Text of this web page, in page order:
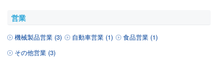
営業
機械製品営業 (3) 自動車営業 (1)
食品営業 (1)
その他営業 (3)